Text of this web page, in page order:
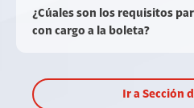
¿Cúales son los requisitos
con cargo a la boleta?
Ir a Sección